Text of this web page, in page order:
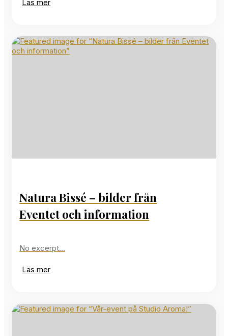
Läs mer
Natura Bissé – bilder från
Eventet och information
No excerpt…
Läs mer